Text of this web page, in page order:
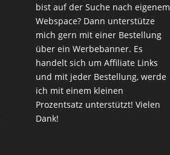
bist auf der Suche nach eigenem
Webspace? Dann unterstütze
mich gern mit einer Bestellung
über ein Werbebanner. Es
handelt sich um Affiliate Links
und mit jeder Bestellung, werde
ich mit einem kleinen
Prozentsatz unterstützt! Vielen
Dank!